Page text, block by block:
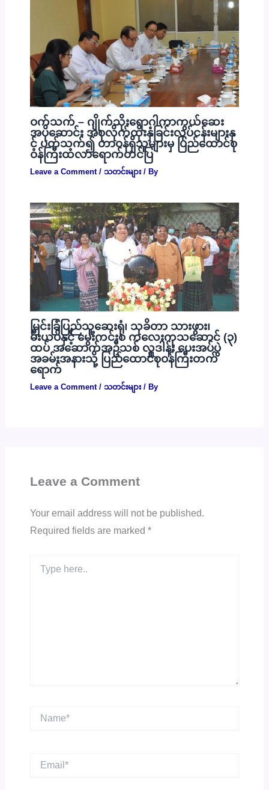
ဝက်သက် – ဂျိုက်သိုးရောဂါကာကွယ်ဆေး
အပိုဆောင်း အစုလိုက်ထိုးနှံခြင်းလုပ်ငန်းများနှ
င့် ပတ်သက်၍ တာဝန်ရှိသူများမှ ပြည်ထောင်စု
ဝန်ကြီးထံလာရောက်တင်ပြ
Leave a Comment / သတင်းများ/ By
မြင်းခြံပြည်သူ့ဆေးရုံ၊ သုခိတာ သားဖွား၊
မီးယပ်နှင့် မွေးကင်းစ ကလေးကုသဆောင် (၃)
ထပ် အဆောက်အဦသစ် လှူဒါန်း ပေးအပ်ပွဲ
အခမ်းအနားသို့ ပြည်ထောင်စုဝန်ကြီးတက်
ရောက်
Leave a Comment / သတင်းများ/ By
Leave a Comment
Your email address will not be published.
Required fields are marked *
here..
Email*